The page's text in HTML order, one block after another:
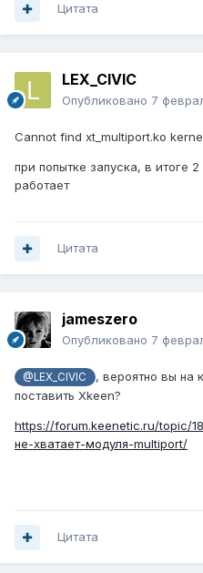
Цитата
LEX_CIVIC
Опубликовано 7
Cannot find xt_multiport.ko
при попытке запуска, в итоге
работает
Цитата
jameszero
Опубликовано 7
@LEX_CIVIC
, вероятно вы на
поставить Xkeen?
https://forum.keenetic.ru/topic/
не-хватает-модуля-multiport/
Цитата